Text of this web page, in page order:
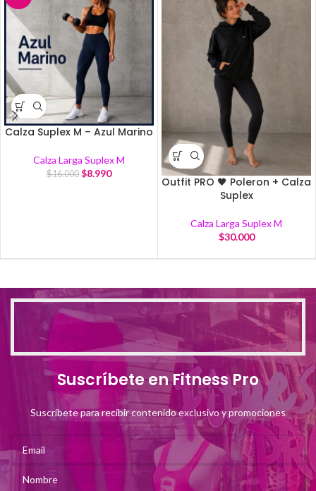
Calza Suplex M – Azul Marino
Calza Larga Suplex M
$16.000 $8.990
Outfit PRO 🖤 Poleron + Calza
Suplex
Calza Larga Suplex M
$30.000
Suscríbete en Fitness Pro
Suscríbete para recibir contenido exclusivo y promociones